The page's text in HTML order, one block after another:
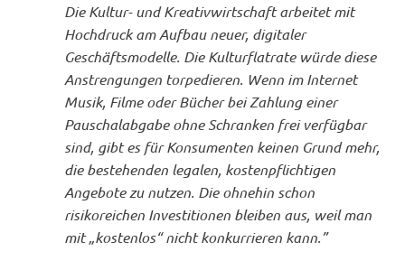
Die Kultur- und Kreativwirtschaft arbeitet mit
Hochdruck am Aufbau neuer, digitaler
Geschäftsmodelle. Die Kulturflatrate würde diese
Anstrengungen torpedieren. Wenn im Internet
Musik, Filme oder Bücher bei Zahlung einer
Pauschalabgabe ohne Schranken freiverfügbar
sind, gibt es für Konsumenten keinen Grund mehr,
die bestehenden legalen, kostenpflichtigen
Angebote zu nutzen. Die ohnehin schon
risikoreichen Investitionen bleiben aus, weil man
mit „kostenlos“ nicht konkurrieren kann.”